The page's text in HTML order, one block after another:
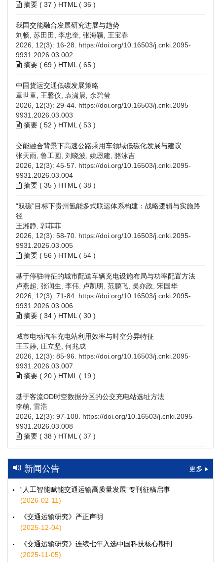
摘要 ( 37 ) HTML ( 36 )
我国交能融合发展研究进展与趋势
刘畅, 苏田田, 李忠奎, 张海颖, 王宝春
2026, 12(3): 16-28. https://doi.org/10.16503/j.cnki.2095-
9931.2026.03.002
摘要 ( 69 ) HTML ( 65 )
中国货运交通低碳发展策略
章世童, 王馨仪, 袁潇晨, 余碧莹
2026, 12(3): 29-44. https://doi.org/10.16503/j.cnki.2095-
9931.2026.03.003
摘要 ( 52 ) HTML ( 53 )
交能融合背景下高速公路乘用车领域低碳化发展与建议
张天雨, 鲁工圆, 刘晓波, 姚恩建, 骆泳吉
2026, 12(3): 45-57. https://doi.org/10.16503/j.cnki.2095-
9931.2026.03.004
摘要 ( 35 ) HTML ( 38 )
“双碳”目标下贵州氢能多式联运体系构建：战略逻辑与实施路
径
王湘静, 郭菲菲
2026, 12(3): 58-70. https://doi.org/10.16503/j.cnki.2095-
9931.2026.03.005
摘要 ( 56 ) HTML ( 54 )
基于停驻特征的城市配送车辆充电设施布局与功率配置方法
卢燕超, 张润生, 李伟, 卢凯明, 范鹏飞, 吴亦政, 宋国华
2026, 12(3): 71-84. https://doi.org/10.16503/j.cnki.2095-
9931.2026.03.006
摘要 ( 34 ) HTML ( 30 )
城市电动汽车充电站利用效率与时空分异特征
王玉婷, 庄立坚, 何兆成
2026, 12(3): 85-96. https://doi.org/10.16503/j.cnki.2095-
9931.2026.03.007
摘要 ( 20 ) HTML ( 19 )
基于客流OD时空数据分区的公交充电站选址方法
李萌, 雷浩
2026, 12(3): 97-108. https://doi.org/10.16503/j.cnki.2095-
9931.2026.03.008
摘要 ( 38 ) HTML ( 37 )
高速公路充电设施技术规划综述：场景需求、技术路线与配置
策略
2026, 12(3): 109-124.https://doi.org/10.16503/j.cnki.2095-
9931.2026.03.009
摘要 (
HTML
水运港-船多能源融合技术及集成应用——以宁波舟山港穿山港
童亮, 袁裕鹏, 袁成清, 唐道贵, 钟晓晖, 严新平
2026, 12(3): 125-136.
新闻公告 更多
“人工智能赋能交通运输高质量发展”专刊征稿启事
(2026-02-11)
《交通运输研究》严正声明
(2025-12-04)
《交通运输研究》连续七年入选中国科技核心期刊
(2025-11-05)